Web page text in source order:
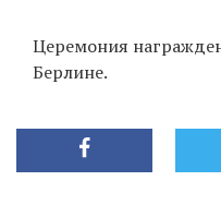
Церемония
Берлине.